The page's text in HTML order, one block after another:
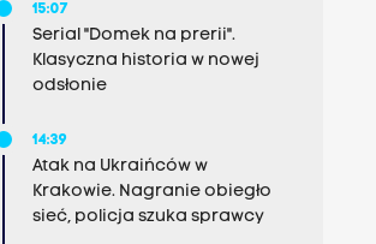
15:07
Serial "Domek na prerii".
Klasyczna historia w nowej
odsłonie
14:39
Atak na Ukraińców w
Krakowie. Nagranie obiegło
sieć, policja szuka sprawcy